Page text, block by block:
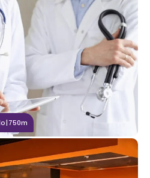
+ Vaga)
Pavimentos Tipo
| 750m